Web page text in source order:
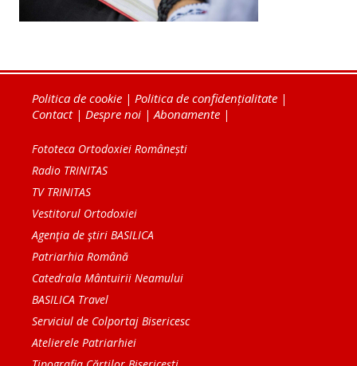
Politica de cookie | Politica de confidențialitate |
Contact| Despre noi | Abonamente |
Fototeca Ortodoxiei Românești
Radio TRINITAS
TV TRINITAS
Vestitorul Ortodoxiei
Agenţia de ştiri BASILICA
Patriarhia Română
Catedrala Mântuirii Neamului
BASILICA Travel
Serviciul de Colportaj Bisericesc
Atelierele Patriarhiei